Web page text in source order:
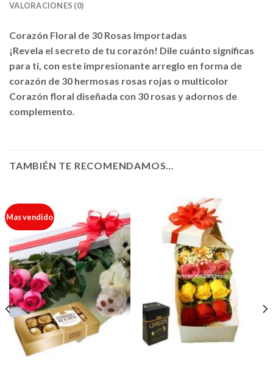
VALORACIONES (0)
Corazón Floral de 30 Rosas Importadas
¡Revela el secreto de tu corazón! Dile cuánto significas
para ti, con este impresionante arreglo en forma de
corazón de 30 hermosas rosas rojas o multicolor
Corazón floral diseñada con 30 rosas y adornos de
complemento.
TAMBIÉN TE RECOMENDAMOS…
Mas vendido